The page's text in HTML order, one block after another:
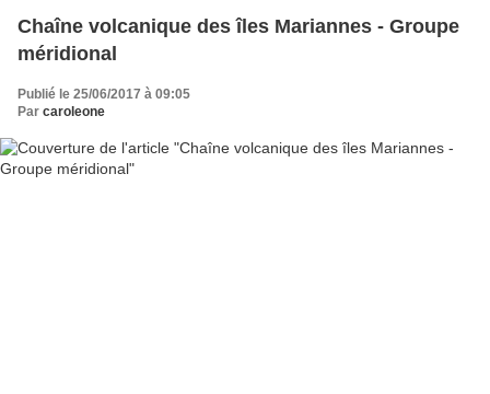
Chaîne volcanique des îles Mariannes - Groupe
méridional
Publié le 25/06/2017 à 09:05
Par caroleone